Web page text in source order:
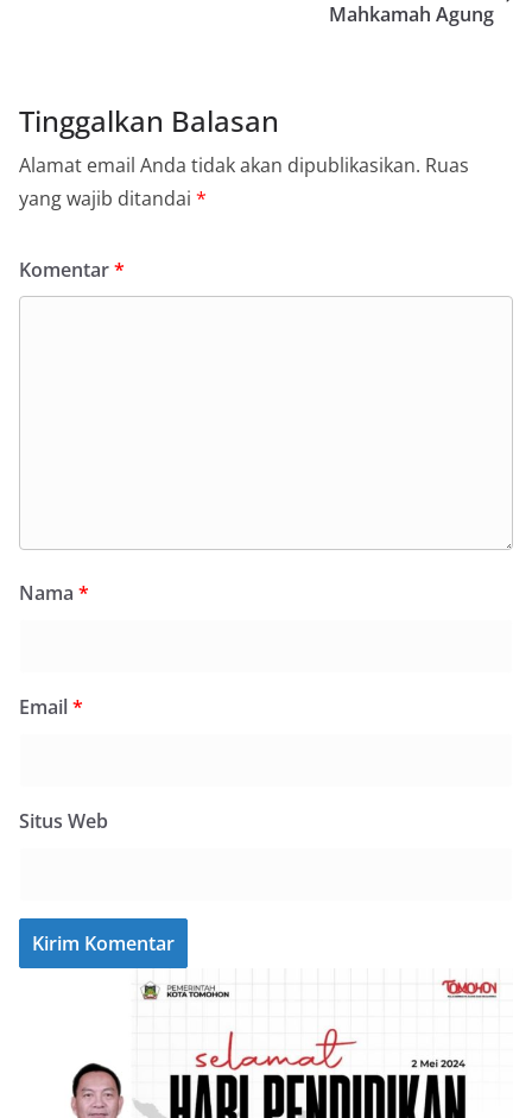
Mahkamah Agung
Tinggalkan Balasan
Alamat email Anda tidak akan dipublikasikan. Ruas
yang wajib ditandai *
Komentar*
Nama *
Email*
Situs Web